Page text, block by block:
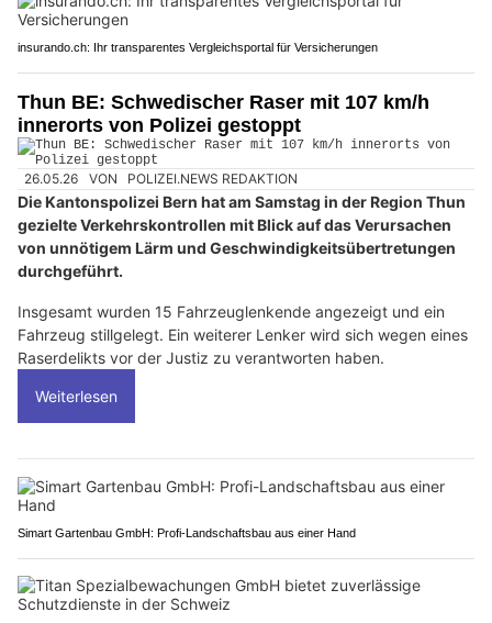
insurando.ch: Ihr transparentes Vergleichsportal für Versicherungen
Thun BE: Schwedischer Raser mit 107 km/h
innerorts von Polizei gestoppt
26.05.26 VON POLIZEI.NEWS REDAKTION
Die Kantonspolizei Bern hat am Samstag in der Region Thun
gezielte Verkehrskontrollen mit Blick auf das Verursachen
von unnötigem Lärm und Geschwindigkeitsübertretungen
durchgeführt.
Insgesamt wurden 15 Fahrzeuglenkende angezeigt und ein
Fahrzeug stillgelegt. Ein weiterer Lenker wird sich wegen eines
Raserdelikts vor der Justiz zu verantworten haben.
Weiterlesen
Simart Gartenbau GmbH: Profi-Landschaftsbau aus einer Hand